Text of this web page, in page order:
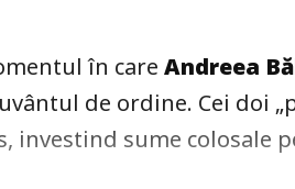
în care Andreea
de ordine. Cei doi
investind sume colosale